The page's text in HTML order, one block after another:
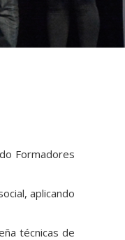
Formadores
aplicando
técnicas de